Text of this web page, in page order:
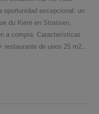
oportunidad excepcional: un
du Kiem en Strassen,
a compra. Características
de unos 25 m2...